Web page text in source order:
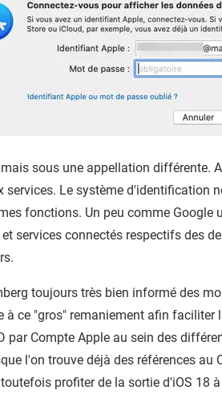
sous une appellation différente.
Le système d'identification
fonctions. Un peu comme
services connectés respectifs des
toujours très bien informé des
ce "gros" remaniement afin faciliter
Compte Apple au sein des
l'on trouve déjà des références au
profiter de la sortie d'iOS 18